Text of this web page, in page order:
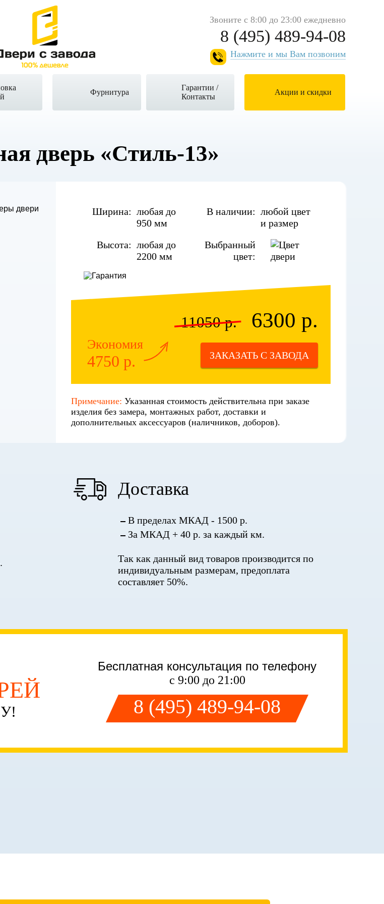
Звоните с 8:00 до 23:00 ежедневно
8 (495) 489-94-08
Нажмите и мы Вам позвоним
Фурнитура
Гарантии /
Контакты
Акции и скидки
дверь «Стиль-13»
Ширина: любая до
950 мм
Высота: любая до
2200 мм
В наличии: любой цвет
и размер
Выбранный
цвет:
11050 р. 6300 р.
ЗАКАЗАТЬ С ЗАВОДА
Экономия
4750 р.
Примечание: Указанная стоимость действительна при заказе
изделия без замера, монтажных работ, доставки и
дополнительных аксессуаров (наличников, доборов).
Доставка
В пределах МКАД - 1500 р.
За МКАД + 40 р. за каждый км.
Так как данный вид товаров производится по
индивидуальным размерам, предоплата
составляет 50%.
Бесплатная консультация по телефону
с 9:00 до 21:00
8 (495) 489-94-08